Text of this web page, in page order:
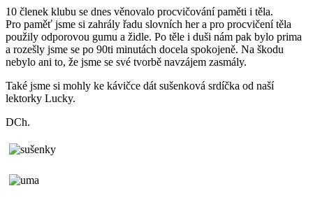
10 členek klubu se dnes věnovalo procvičování paměti i těla.
Pro paměť jsme si zahrály řadu slovních her a pro procvičení těla
použily odporovou gumu a židle. Po těle i duši nám pak bylo prima
a rozešly jsme se po 90ti minutách docela spokojeně. Na škodu
nebylo ani to, že jsme se své tvorbě navzájem zasmály.
Také jsme si mohly ke kávičce dát sušenková srdíčka od naší
lektorky Lucky.
DCh.